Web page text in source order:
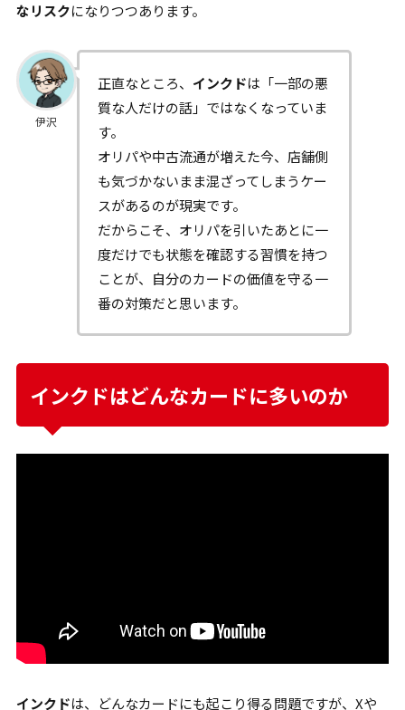
なリスクになりつつあります。
伊沢
正直なところ、 インクドは「一部の悪
質な人だけの話」ではなくなっていま
す。
オリパや中古流通が増えた今、店舗側
も気づかないまま混ざってしまうケー
スがあるのが現実です。
だからこそ、オリパを引いたあとに一
度だけでも状態を確認する習慣を持つ
ことが、自分のカードの価値を守る一
番の対策だと思います。
インクドはどんなカードに多いのか
インクドは、どんなカードにも起こり得る問題ですが、Xや